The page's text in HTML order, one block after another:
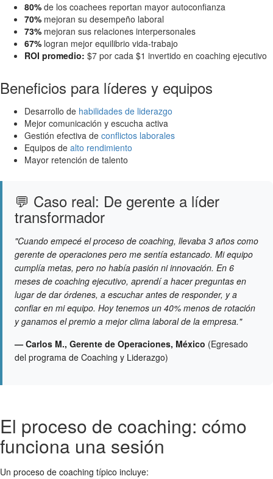
80% de los coachees reportan mayor autoconfianza
70% mejoran su desempeño laboral
73% mejoran sus relaciones interpersonales
67% logran mejor equilibrio vida-trabajo
ROI promedio: $7 por cada $1 invertido en coaching ejecutivo
Beneficios para líderes y equipos
Desarrollo de habilidades de liderazgo
Mejor comunicación y escucha activa
Gestión efectiva de conflictos laborales
Equipos de alto rendimiento
Mayor retención de talento
💬 Caso real: De gerente a líder
transformador
"Cuando empecé el proceso de coaching, llevaba 3 años como
gerente de operaciones pero me sentía estancado. Mi equipo
cumplía metas, pero no había pasión ni innovación. En 6
meses de coaching ejecutivo, aprendí a hacer preguntas en
lugar de dar órdenes, a escuchar antes de responder, y a
confiar en mi equipo. Hoy tenemos un 40% menos de rotación
y ganamos el premio a mejor clima laboral de la empresa."
— Carlos M., Gerente de Operaciones, México (Egresado
del programa de Coaching y Liderazgo)
El proceso de coaching: cómo
funciona una sesión
Un proceso de coaching típico incluye: